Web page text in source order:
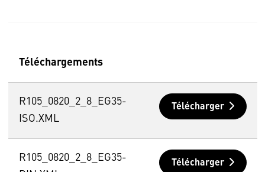
Téléchargements
R105_0820_2_8_EG35-
ISO.XML
Télécharger
R105_0820_2_8_EG35-
Télécharger